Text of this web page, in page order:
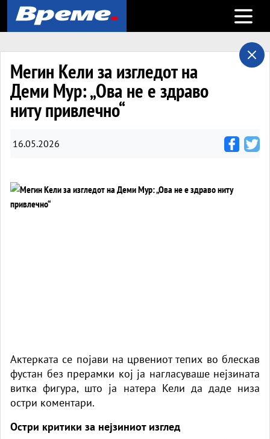
Open
Мегин Кели за изгледот на
Деми Мур: „Ова не е здраво
ниту привлечно“
16.05.2026
Актерката се појави на црвениот тепих во блескав
фустан без прерамки кој ја нагласуваше нејзината
витка фигура, што ја натера Кели да даде низа
остри коментари.
Остри критики за нејзиниот изглед